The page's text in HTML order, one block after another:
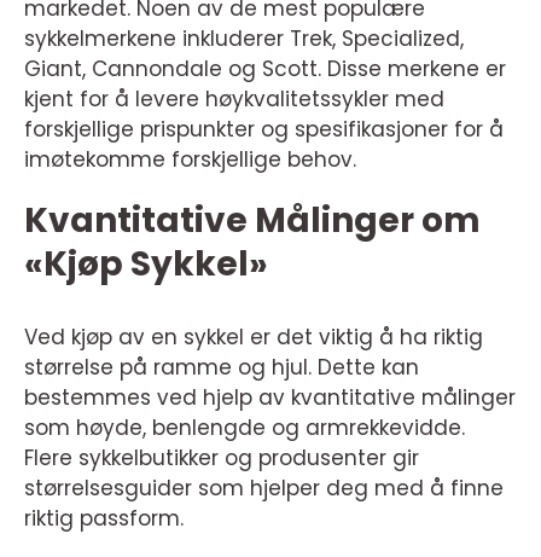
markedet. Noen av de mest populære
sykkelmerkene inkluderer Trek, Specialized,
Giant, Cannondale og Scott. Disse merkene er
kjent for å levere høykvalitetssykler med
forskjellige prispunkter og spesifikasjoner for å
imøtekomme forskjellige behov.
Kvantitative Målinger om
«Kjøp Sykkel»
Ved kjøp av en sykkel er det viktig å ha riktig
størrelse på ramme og hjul. Dette kan
bestemmes ved hjelp av kvantitative målinger
som høyde, benlengde og armrekkevidde.
Flere sykkelbutikker og produsenter gir
størrelsesguider som hjelper deg med å finne
riktig passform.